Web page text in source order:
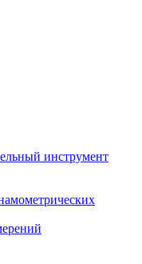
инструмент